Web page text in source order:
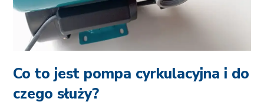
Co to jest pompa cyrkulacyjna i do
czego służy?